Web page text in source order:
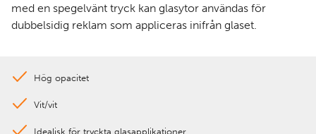
med en spegelvänt tryck kan glasytor användas för
dubbelsidig reklam som appliceras inifrån glaset.
Hög opacitet
Vit/vit
Idealisk för tryckta glasapplikationer